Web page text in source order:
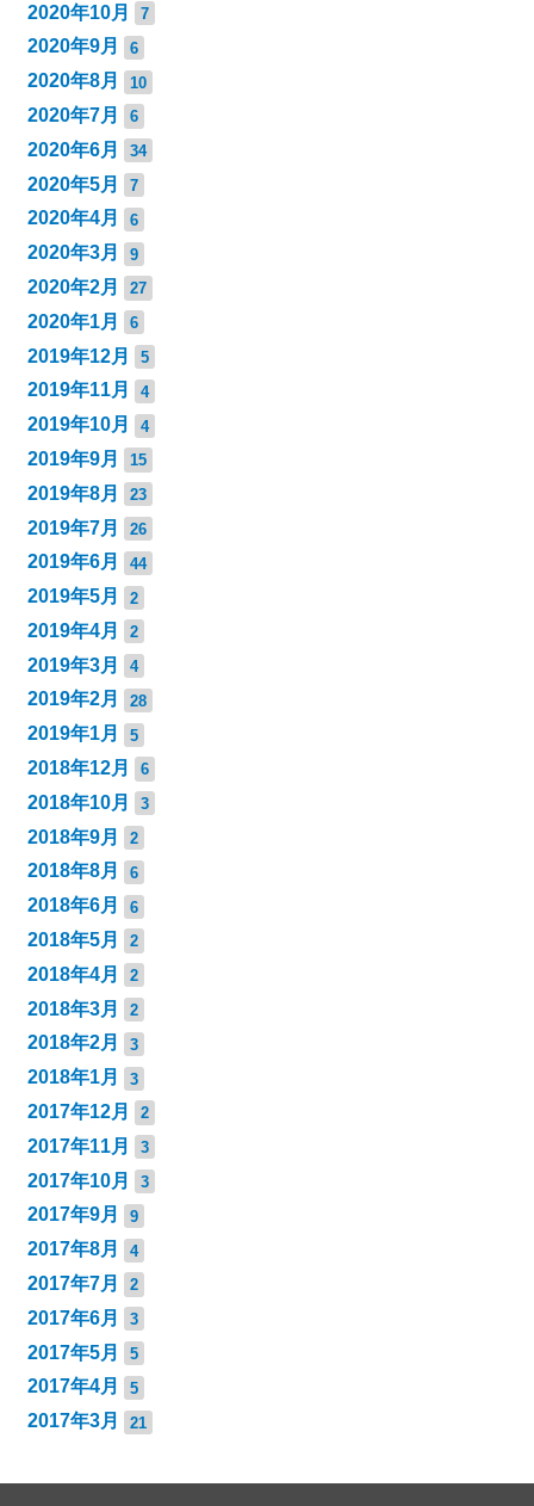
2020年10月 7
2020年9月 6
2020年8月 10
2020年7月 6
2020年6月 34
2020年5月 7
2020年4月 6
2020年3月 9
2020年2月 27
2020年1月 6
2019年12月 5
2019年11月 4
2019年10月 4
2019年9月 15
2019年8月 23
2019年7月 26
2019年6月 44
2019年5月 2
2019年4月 2
2019年3月 4
2019年2月 28
2019年1月 5
2018年12月 6
2018年10月 3
2018年9月 2
2018年8月 6
2018年6月 6
2018年5月 2
2018年4月 2
2018年3月 2
2018年2月 3
2018年1月 3
2017年12月 2
2017年11月 3
2017年10月 3
2017年9月 9
2017年8月 4
2017年7月 2
2017年6月 3
2017年5月 5
2017年4月 5
2017年3月 21